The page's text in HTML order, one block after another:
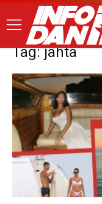
Tag: jahta